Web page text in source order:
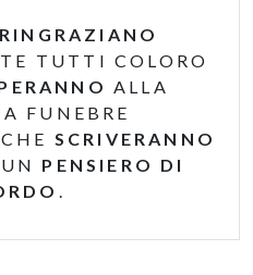
RINGRAZIANO
TUTTI COLORO
ALLA
FUNEBRE
SCRIVERANNO
UN PENSIERO DI
.